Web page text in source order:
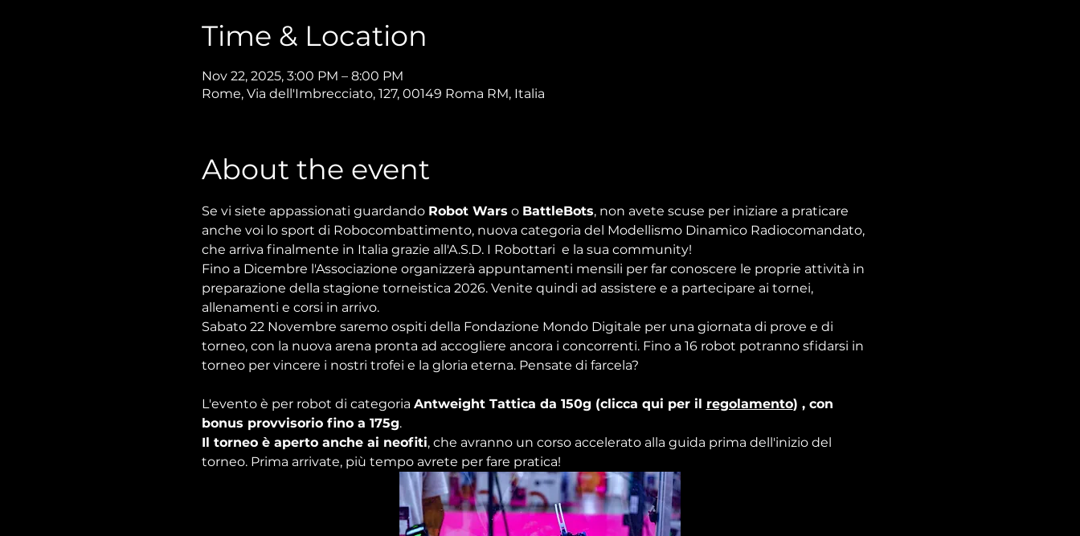
Time & Location
Nov 22, 2025, 3:00 PM – 8:00 PM
Rome, Via dell'Imbrecciato, 127, 00149 Roma RM, Italia
About the event
Se vi siete appassionati guardando Robot Wars o BattleBots, non avete scuse per iniziare a praticare
anche voi lo sport di Robocombattimento, nuova categoria del Modellismo Dinamico Radiocomandato,
che arriva finalmente in Italia grazie all'A.S.D. I Robottari  e la sua community!
Fino a Dicembre l'Associazione organizzerà appuntamenti mensili per far conoscere le proprie attività in
preparazione della stagione torneistica 2026. Venite quindi ad assistere e a partecipare ai tornei,
allenamenti e corsi in arrivo.
Sabato 22 Novembre saremo ospiti della Fondazione Mondo Digitale per una giornata di prove e di
torneo, con la nuova arena pronta ad accogliere ancora i concorrenti. Fino a 16 robot potranno sfidarsi in
torneo per vincere i nostri trofei e la gloria eterna. Pensate di farcela?
L'evento è per robot di categoria Antweight Tattica da 150g (clicca qui per il regolamento) , con
bonus provvisorio fino a 175g.
Il torneo è aperto anche ai neofiti, che avranno un corso accelerato alla guida prima dell'inizio del
torneo. Prima arrivate, più tempo avrete per fare pratica!